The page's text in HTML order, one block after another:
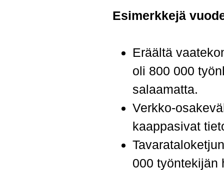
Esimerkkejä
Eräältä
oli 800 000
salaamatta.
Verkko-
kaappasivat
000 työntekijän